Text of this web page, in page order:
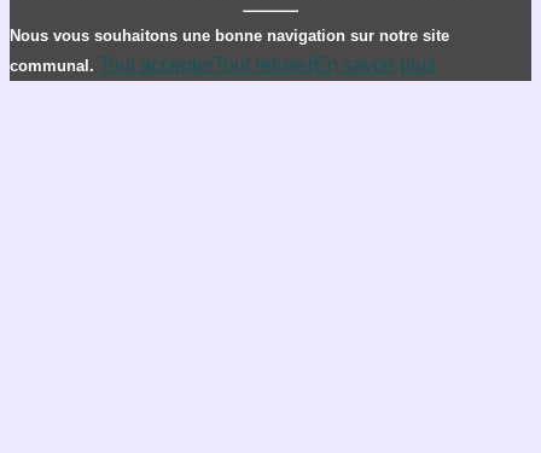
Nous vous souhaitons une bonne navigation sur notre site
communal. Tout accepterTout refuserEn savoir plus